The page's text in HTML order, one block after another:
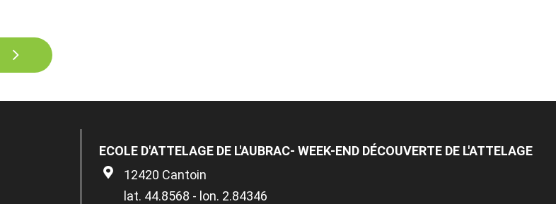
ECOLE D'ATTELAGE DE L'AUBRAC- WEEK-END DÉCOUVERTE DE L'ATTELAGE
12420 Cantoin
lat. 44.8568 - lon. 2.84346